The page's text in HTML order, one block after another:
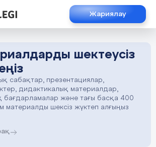
Жариялау
шектеусіз
сабақтар, презентациялар,
дидактикалық материалдар,
бағдарламалар және тағы басқа 400
материалды шексіз жүктеп алғыңыз